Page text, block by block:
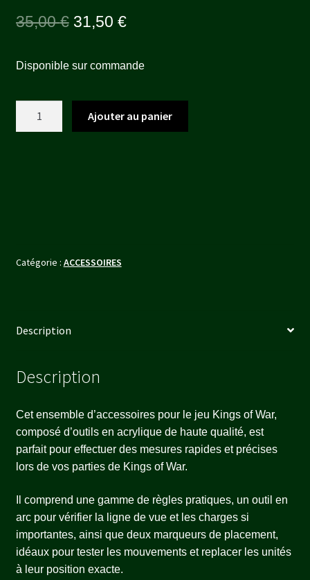
35,00€ Le
initial
était :
35,00 €.
31,50 €Le
actuel
est :
31,50 €.
Disponible sur commande
jeu
Ajouter au panier
Catégorie : ACCESSOIRES
Description
Description
Cet ensemble d’accessoires pour le jeu Kings of War,
composé d’outils en acrylique de haute qualité, est
parfait pour effectuer des mesures rapides et précises
lors de vos parties de Kings of War.
Il comprend une gamme de règles pratiques, un outil en
arc pour vérifier la ligne de vue et les charges si
importantes, ainsi que deux marqueurs de placement,
idéaux pour tester les mouvements et replacer les unités
à leur position exacte.